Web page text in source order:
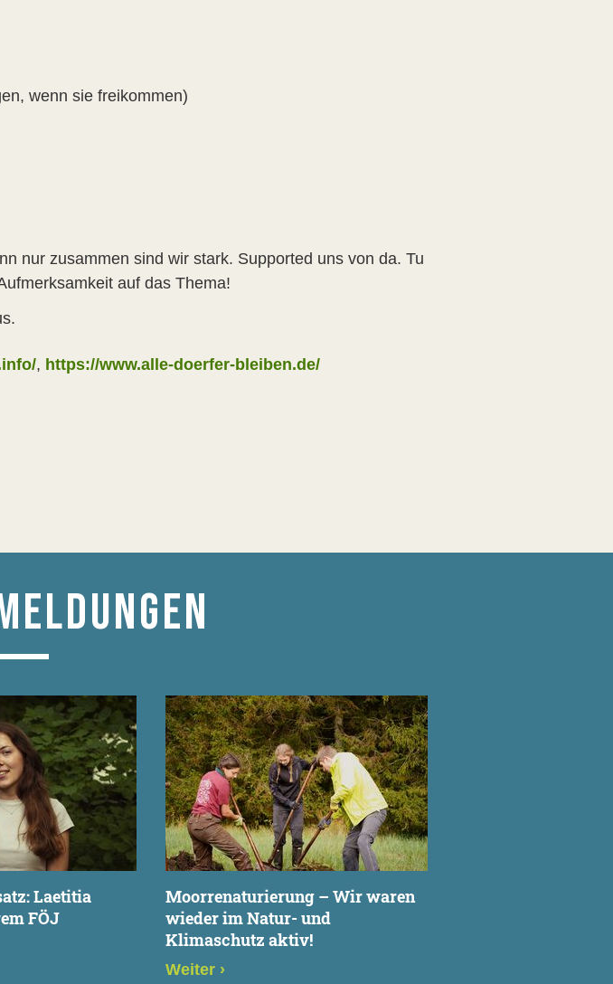
wenn sie freikommen)
nur zusammen sind wir stark. Supported uns von da. Tu
auf das Thema!
, https://www.alle-doerfer-bleiben.de/
Laetitia
FÖJ
Moorrenaturierung – Wir waren
wieder im Natur- und
Klimaschutz aktiv!
Weiter ›